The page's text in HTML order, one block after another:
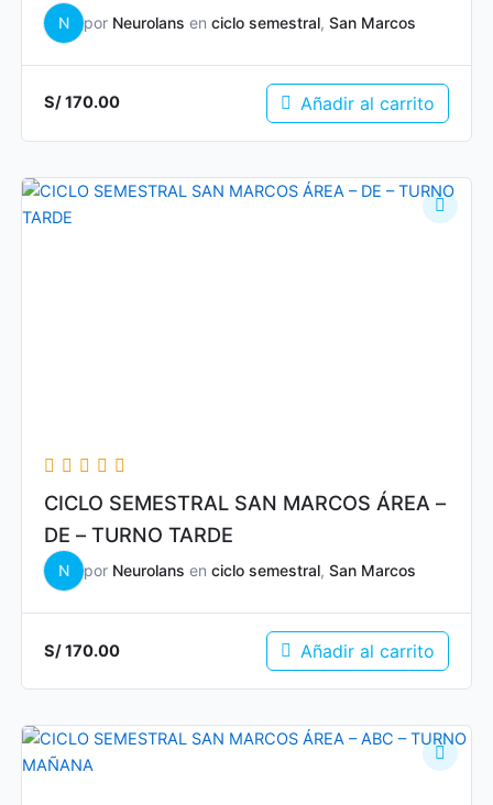
N por Neurolans en ciclo semestral, San Marcos
S/170.00 Añadir al carrito
CICLO SEMESTRAL SAN MARCOS ÁREA –
DE – TURNO TARDE
N por Neurolans en ciclo semestral, San Marcos
S/170.00 Añadir al carrito